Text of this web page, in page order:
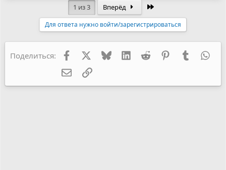
:
1 из 3 Вперёд
Для ответа нужно войти/зарегистрироваться
Поделиться: Facebook BlueskyLinkedInReddit PinterestTumblr
Электронная почта
Ссылка